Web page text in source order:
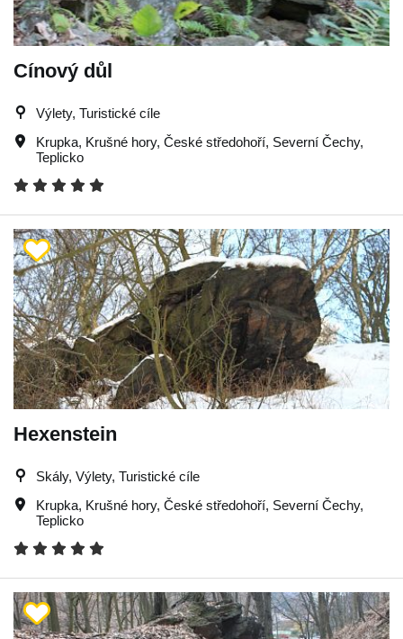
Cínový důl
Výlety, Turistické cíle
Krupka, Krušné hory, České středohoří, Severní Čechy,
Teplicko
Hexenstein
Skály, Výlety, Turistické cíle
Krupka, Krušné hory, České středohoří, Severní Čechy,
Teplicko